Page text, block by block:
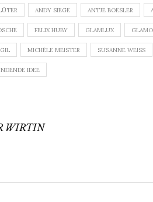
ANDY SIEGE ANTJE BOESLER
FELIX HUBY GLAMLUX
MICHÈLE MEISTER SUSANNE WEISS
IDEE
WIRTIN